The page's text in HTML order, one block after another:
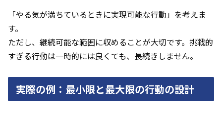
「やる気が満ちているときに実現可能な行動」を考えま
す。
ただし、継続可能な範囲に収めることが大切です。挑戦的
すぎる行動は一時的には良くても、長続きしません。
実際の例：最小限と最大限の行動の設計